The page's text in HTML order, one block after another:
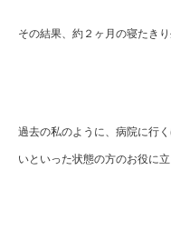
その結果、約２ヶ月の寝たきり
過去の私のように、病院に行
いといった状態の方のお役に